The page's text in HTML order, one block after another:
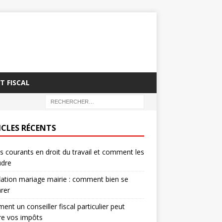
FISCAL
RÉCENTS
courants en droit du travail et comment les
mariage mairie : comment bien se
un conseiller fiscal particulier peut
vos impôts